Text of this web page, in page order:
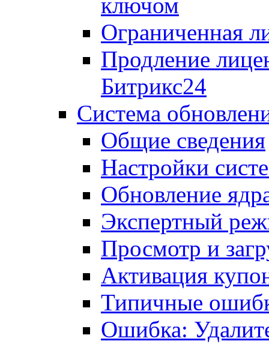
Ограниченная
Продление
Битрикс24
Система
Общие сведения
Настройки
Обновление
Экспертный
Просмотр и
Активация
Типичные
Ошибка: